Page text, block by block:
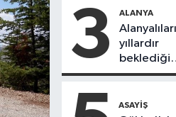
3 ALANYA
yıllardır
beklediği
yol
ASAYIŞ